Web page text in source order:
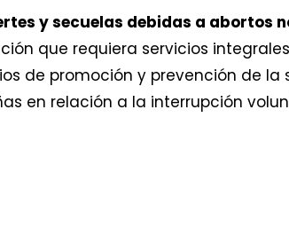
y secuelas debidas a abortos
que requiera servicios
de promoción y prevención de
en relación a la interrupción